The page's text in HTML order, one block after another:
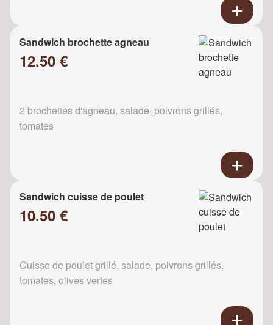
Sandwich brochette agneau
12.50 €
2 brochettes d'agneau, salade, poivrons grillés,
tomates
Sandwich cuisse de poulet
10.50 €
Cuisse de poulet grillé, salade, poivrons grillés,
tomates, olives vertes